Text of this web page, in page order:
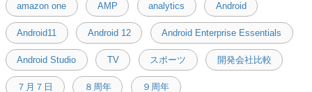
amazon one AMP analytics Android
Android11 Android 12 Android Enterprise Essentials
Android Studio TV スポーツ 開発会社比較
７月７日 ８周年 ９周年